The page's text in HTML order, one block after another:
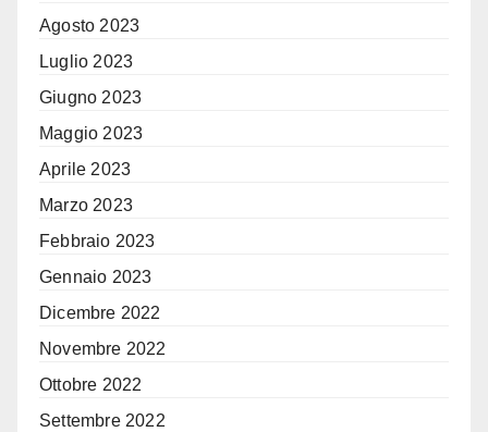
Agosto 2023
Luglio 2023
Giugno 2023
Maggio 2023
Aprile 2023
Marzo 2023
Febbraio 2023
Gennaio 2023
Dicembre 2022
Novembre 2022
Ottobre 2022
Settembre 2022